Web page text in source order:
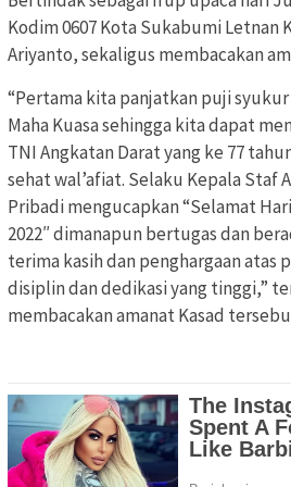
Kodim 0607 Kota Sukabumi
Ariyanto, sekaligus membacakan
“Pertama kita panjatkan puji
Maha Kuasa sehingga kita dapat
TNI Angkatan Darat yang ke 77
sehat wal’afiat. Selaku Kepala Staf
Pribadi mengucapkan “Selamat
2022″ dimanapun bertugas dan
terima kasih dan penghargaan atas
disiplin dan dedikasi yang tinggi,”
membacakan amanat Kasad